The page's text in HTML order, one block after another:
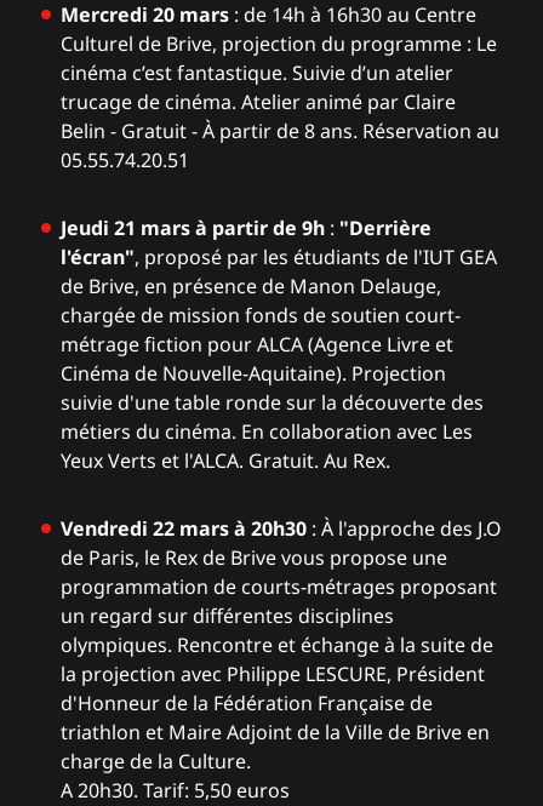
Mercredi 20 mars : de 14h à 16h30 au Centre
Culturel de Brive, projection du programme : Le
cinéma c’est fantastique. Suivie d’un atelier
trucage de cinéma. Atelier animé par Claire
Belin - Gratuit - À partir de 8 ans. Réservation au
05.55.74.20.51
Jeudi 21 mars à partir de 9h : "Derrière
l'écran", proposé par les étudiants de l'IUT GEA
de Brive, en présence de Manon Delauge,
chargée de mission fonds de soutien court-
métrage fiction pour ALCA (Agence Livre et
Cinéma de Nouvelle-Aquitaine). Projection
suivie d'une table ronde sur la découverte des
métiers du cinéma. En collaboration avec Les
Yeux Verts et l'ALCA. Gratuit. Au Rex.
Vendredi 22 mars à 20h30 : À l'approche des J.O
de Paris, le Rex de Brive vous propose une
programmation de courts-métrages proposant
un regard sur différentes disciplines
olympiques. Rencontre et échange à la suite de
la projection avec Philippe LESCURE, Président
d'Honneur de la Fédération Française de
triathlon et Maire Adjoint de la Ville de Brive en
charge de la Culture.
A 20h30. Tarif: 5,50 euros